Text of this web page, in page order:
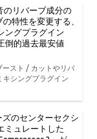
のリバーブ成分の
特性を変更する、
ングプラグイン
倒的過去最安値
ースト / カットやリバ
キシングプラグイン
ズのセンターセクシ
ミュレートした